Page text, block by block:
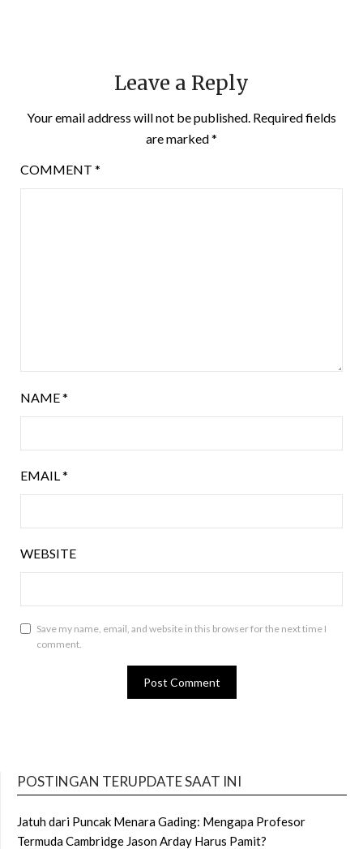
Leave a Reply
Your email address will not be published. Required fields
are marked*
COMMENT *
NAME*
EMAIL*
WEBSITE
Save my name, email, and website in this browser for the next time I
comment.
POSTINGAN TERUPDATE SAAT INI
Jatuh dari Puncak Menara Gading: Mengapa Profesor
Termuda Cambridge Jason Arday Harus Pamit?